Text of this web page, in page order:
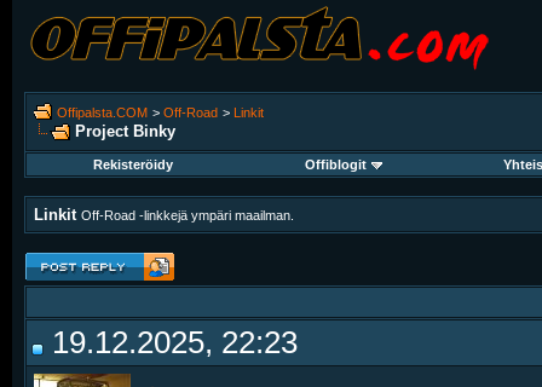
Offipalsta.COM > Off-Road > Linkit
Project Binky
Rekisteröidy Offiblogit
Linkit Off-Road -linkkejä ympäri maailman.
19.12.2025, 22:23